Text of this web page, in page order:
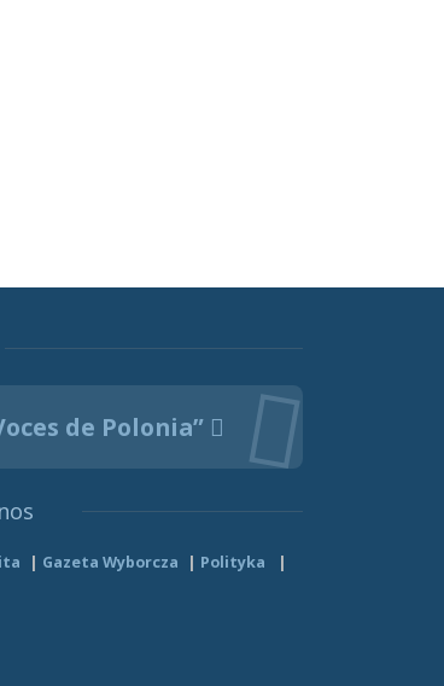
de Polonia”
Gazeta Wyborcza Polityka